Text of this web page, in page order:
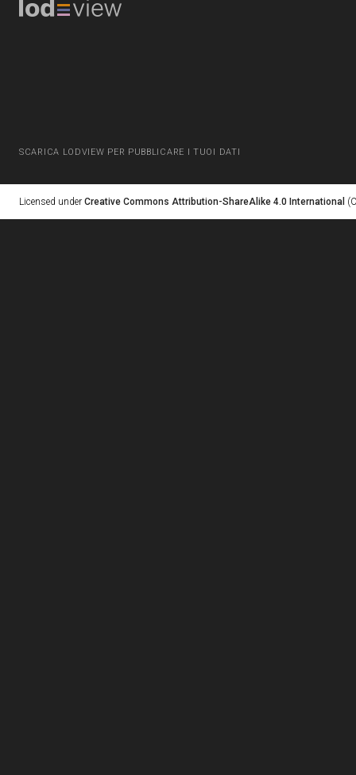
SCARICA LODVIEW PER PUBBLICARE I TUOI DATI
Licensed under Creative Commons Attribution-ShareAlike 4.0 International